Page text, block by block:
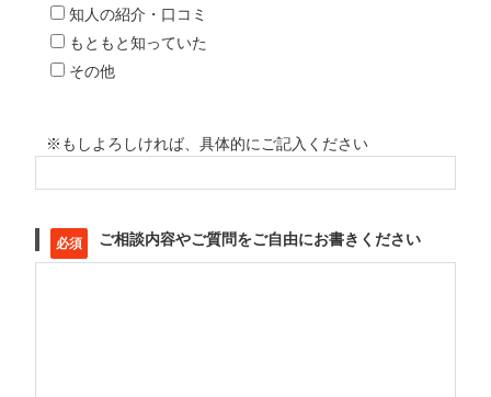
知人の紹介・口コミ
もともと知っていた
その他
※もしよろしければ、具体的にご記入ください
必須 ご相談内容やご質問をご自由にお書きください